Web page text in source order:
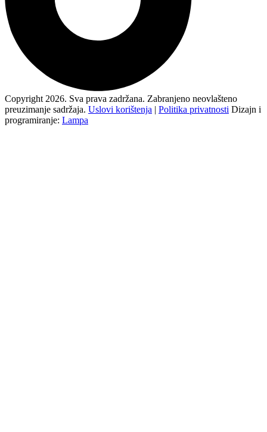
Copyright 2026. Sva prava zadržana. Zabranjeno neovlašteno
preuzimanje sadržaja. Uslovi korištenja | Politika privatnosti Dizajn i
programiranje: Lampa